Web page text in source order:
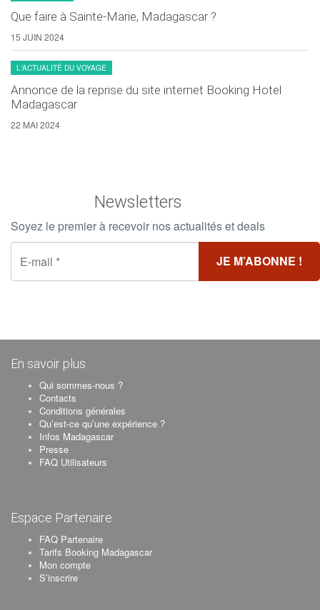
Que faire à Sainte-Marie, Madagascar ?
15 JUIN 2024
L'ACTUALITÉ DU VOYAGE
Annonce de la reprise du site internet Booking Hotel
Madagascar
22 MAI 2024
Newsletters
Soyez le premier à recevoir nos actualités et deals
En savoir plus
Qui sommes-nous ?
Contacts
Conditions générales
Qu’est-ce qu’une expérience ?
Infos Madagascar
Presse
FAQ Utilisateurs
Espace Partenaire
FAQ Partenaire
Tarifs Booking Madagascar
Mon compte
S’inscrire